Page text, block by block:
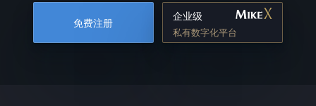
免费注册
企业级
私有数字化平台